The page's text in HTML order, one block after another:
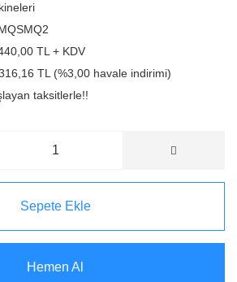
TL + KDV
TL (%3,00 havale indirimi)
taksitlerle!!
Sepete Ekle
Hemen Al